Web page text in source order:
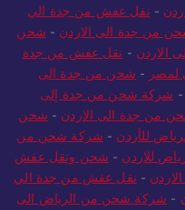
- نقل عفش من جدة الي
من جدة الى الاردن - شحن
الاردن - نقل عفش من جدة
لمصر - شحن من جدة الى
- شركة شحن من جدة إلى
من جدة الى الاردن - شحن
للأردن - شركة شحن من
للاردن - شحن ونقل عفش
- نقل عفش من جدة الي
- شركة شحن من الرياض الى